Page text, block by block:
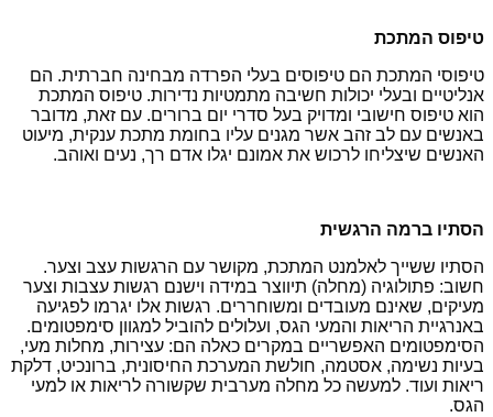
טיפוס המתכת
טיפוסי המתכת הם טיפוסים בעלי הפרדה מבחינה חברתית. הם
אנליטיים ובעלי יכולות חשיבה מתמטיות נדירות. טיפוס המתכת
הוא טיפוס חישובי ומדויק בעל סדרי יום ברורים. עם זאת, מדובר
באנשים עם לב זהב אשר מגנים עליו בחומת מתכת ענקית, מיעוט
האנשים שיצליחו לרכוש את אמונם יגלו אדם רך, נעים ואוהב.
הסתיו ברמה הרגשית
הסתיו ששייך לאלמנט המתכת, מקושר עם הרגשות עצב וצער.
חשוב: פתולוגיה (מחלה) תיווצר במידה וישנם רגשות עצבות וצער
מעיקים, שאינם מעובדים ומשוחררים. רגשות אלו יגרמו לפגיעה
באנרגיית הריאות והמעי הגס, ועלולים להוביל למגוון סימפטומים.
הסימפטומים האפשריים במקרים כאלה הם: עצירות, מחלות מעי,
בעיות נשימה, אסטמה, חולשת המערכת החיסונית, ברונכיט, דלקת
ריאות ועוד. למעשה כל מחלה מערבית שקשורה לריאות או למעי
הגס.